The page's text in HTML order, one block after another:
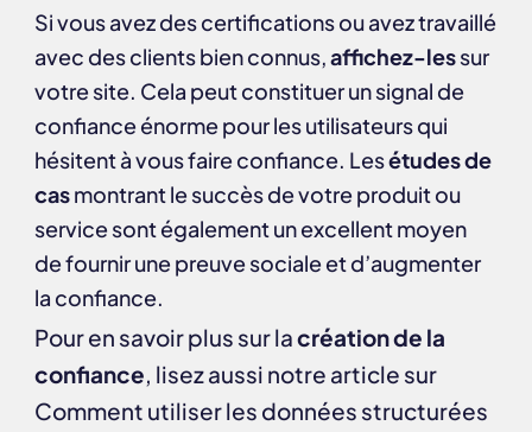
Si vous avez des certifications ou avez travaillé
avec des clients bien connus,affichez-lessur
votre site. Cela peut constituer un signal de
confiance énorme pour les utilisateurs qui
hésitent à vous faire confiance. Lesétudes de
casmontrant le succès de votre produit ou
service sont également un excellent moyen
de fournir une preuve sociale et d’augmenter
la confiance.
Pour en savoir plus sur lacréation de la
confiance, lisez aussi notre article sur
Comment utiliser les données structurées